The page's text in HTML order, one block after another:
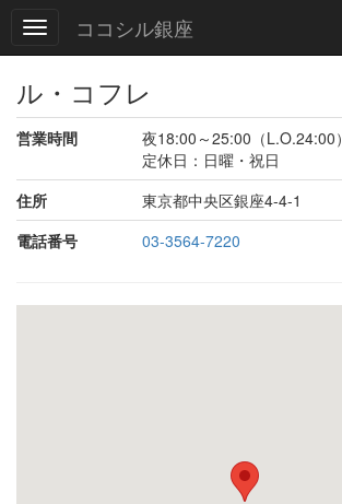
ココシル銀座
ル・コフレ
営業時間
夜18:00～25:00（L.O.24:00）
定休日：日曜・祝日
住所
東京都中央区銀座4-4-1
電話番号
03-3564-7220